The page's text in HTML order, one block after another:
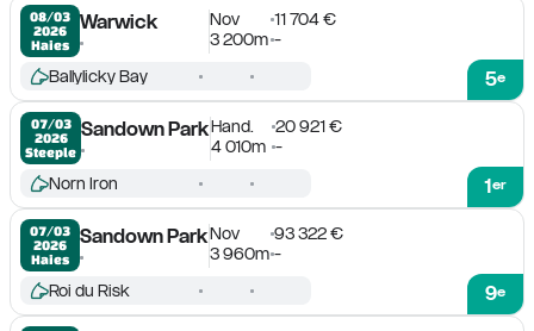
08/03
2026
Haies
Warwick Nov
11 704 €
3 200m -
5e
Ballylicky Bay
07/03
2026
Steeple
Sandown ParkHand.
20 921 €
4 010m -
1er
Norn Iron
07/03
2026
Haies
Sandown ParkNov
93 322 €
3 960m -
9e
Roi du Risk